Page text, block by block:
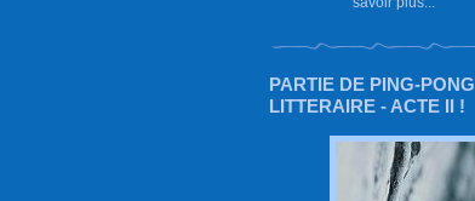
PARTIE DE PING-PONG
LITTERAIRE - ACTE II !